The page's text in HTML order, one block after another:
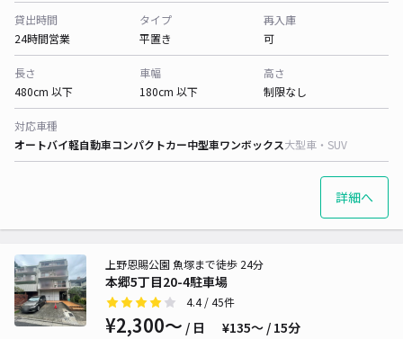
貸出時間
24時間営業
タイプ
平置き
再入庫
可
長さ
480cm 以下
車幅
180cm 以下
高さ
制限なし
対応車種
オートバイ軽自動車コンパクトカー中型車ワンボックス大型車・SUV
詳細へ
本郷5丁目20-4駐車場
上野恩賜公園 魚塚まで徒歩 24分
4.4/ 45件
¥2,300〜 / 日 ¥135〜 / 15分